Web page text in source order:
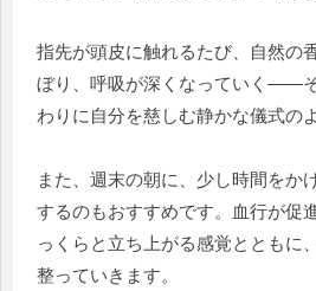
指先が頭皮に触れるたび、自然の
ぼり、呼吸が深くなっていく——
わりに自分を慈しむ静かな儀式の
また、週末の朝に、少し時間をか
するのもおすすめです。血行が促
っくらと立ち上がる感覚とともに
整っていきます。